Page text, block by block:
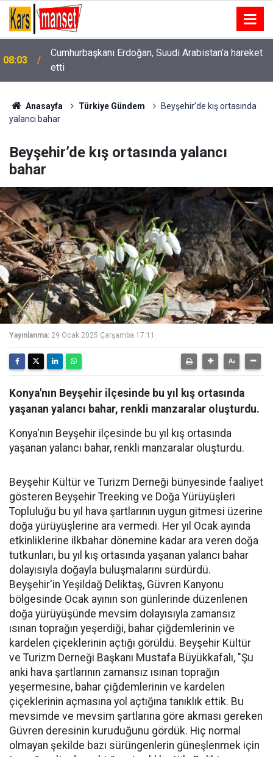
08:03
Cumhurbaşkanı Erdoğan, Suudi Arabistan’a hareket
etti
Anasayfa Türkiye Gündem
Beyşehir’de kış ortasında
yalancı bahar
Beyşehir’de kış ortasında yalancı
bahar
Yayınlanma: 29 Ocak 2025 Çarşamba 17:11
Konya'nın Beyşehir ilçesinde bu yıl kış ortasında
yaşanan yalancı bahar, renkli manzaralar oluşturdu.
Konya'nın Beyşehir ilçesinde bu yıl kış ortasında
yaşanan yalancı bahar, renkli manzaralar oluşturdu.
Beyşehir Kültür ve Turizm Derneği bünyesinde faaliyet
gösteren Beyşehir Treeking ve Doğa Yürüyüşleri
Topluluğu bu yıl hava şartlarının uygun gitmesi üzerine
doğa yürüyüşlerine ara vermedi. Her yıl Ocak ayında
etkinliklerine ilkbahar dönemine kadar ara veren doğa
tutkunları, bu yıl kış ortasında yaşanan yalancı bahar
dolayısıyla doğayla buluşmalarını sürdürdü.
Beyşehir'in Yeşildağ Deliktaş, Güvren Kanyonu
bölgesinde Ocak ayının son günlerinde düzenlenen
doğa yürüyüşünde mevsim dolayısıyla zamansız
ısınan toprağın yeşerdiği, bahar çiğdemlerinin ve
kardelen çiçeklerinin açtığı görüldü. Beyşehir Kültür
ve Turizm Derneği Başkanı Mustafa Büyükkafalı, "Şu
anki hava şartlarının zamansız ısınan toprağın
yeşermesine, bahar çiğdemlerinin ve kardelen
çiçeklerinin açmasına yol açtığına tanıklık ettik. Bu
mevsimde ve mevsim şartlarına göre akması gereken
Güvren deresinin kuruduğunu gördük. Hiç normal
olmayan şekilde bazı sürüngenlerin güneşlenmek için